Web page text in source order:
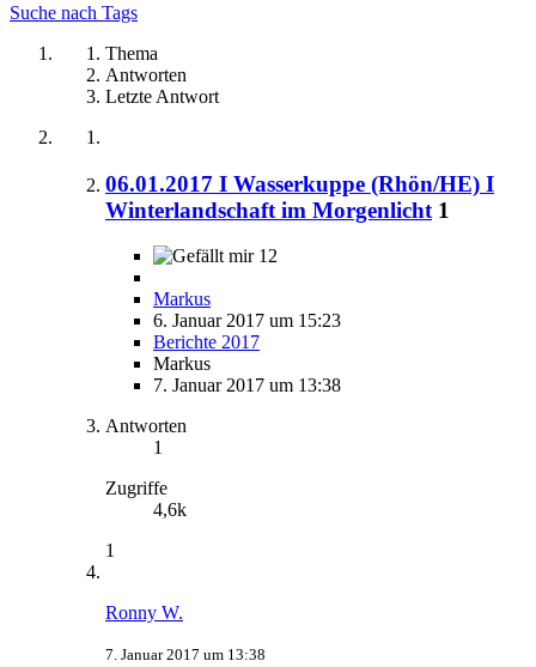
Suche nach Tags
Thema
Antworten
Letzte Antwort
06.01.2017 I Wasserkuppe (Rhön/HE) I
Winterlandschaft im Morgenlicht 1
12
Markus
6. Januar 2017 um 15:23
Berichte 2017
Markus
7. Januar 2017 um 13:38
Antworten
1
Zugriffe
4,6k
1
Ronny W.
7. Januar 2017 um 13:38